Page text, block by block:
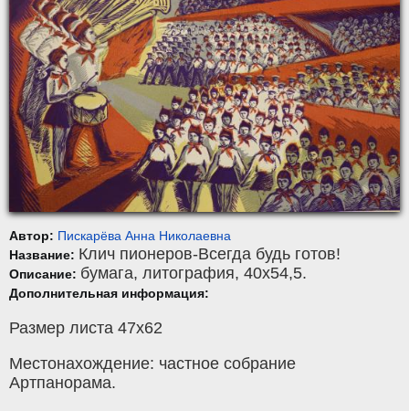
Автор: Пискарёва Анна Николаевна
Название: Клич пионеров-Всегда будь готов!
Описание: бумага, литография, 40x54,5.
Дополнительная информация:
Размер листа 47х62
Местонахождение: частное собрание
Артпанорама.